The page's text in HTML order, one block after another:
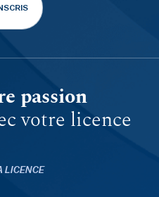
passion
votre licence
LICENCE